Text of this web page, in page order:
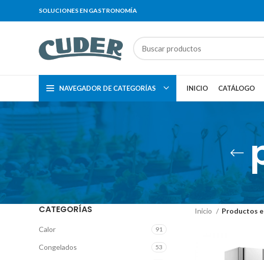
SOLUCIONES EN GASTRONOMÍA
NAVEGADOR DE CATEGORÍAS INICIO CATÁLOGO
CATEGORÍAS
Calor 91
Congelados 53
Inicio Productos